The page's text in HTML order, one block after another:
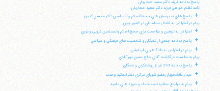
پاسخ به نامه فرزند دكتر سعيد حجاريان
نامه تظلم خواهي فرزند دكتر سعيد حجاريان:
+
پاسخ هاي به پرسش هاي حجة الاسلام والمسلمين دكتر محسن كديور
پيام در اعتراض به كشتار مسلمانان در كشور چين
+ اعتراض به توهين و مزاحمت براي حجج اسلام والمسلمين كروبي و نوري
+ پاسخ به نامه جمعي از نخبگان و شخصيت هاي فرهنگي و سياسي
+
پيام در اعتراض به دادگاههاي فرمايشي
پيام به مناسبت درگذشت آقاي حاج حسن مهرآبادي
+ پاسخ به نامه 293 نفر از روشنفكران و نخبگان
+ ديدار دانشجويان عضو شوراي مركزي دفتر تحكيم وحدت
+
پيام به مراجع عظام تقليد، علماء و حوزه هاي علميه